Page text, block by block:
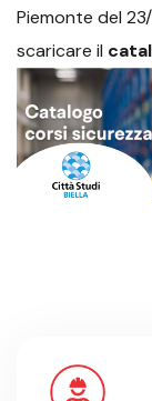
Piemonte del
scaricare il